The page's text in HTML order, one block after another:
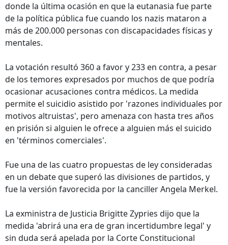
donde la última ocasión en que la eutanasia fue parte
de la política pública fue cuando los nazis mataron a
más de 200.000 personas con discapacidades físicas y
mentales.
La votación resultó 360 a favor y 233 en contra, a pesar
de los temores expresados por muchos de que podría
ocasionar acusaciones contra médicos. La medida
permite el suicidio asistido por 'razones individuales por
motivos altruistas', pero amenaza con hasta tres años
en prisión si alguien le ofrece a alguien más el suicido
en 'términos comerciales'.
Fue una de las cuatro propuestas de ley consideradas
en un debate que superó las divisiones de partidos, y
fue la versión favorecida por la canciller Angela Merkel.
La exministra de Justicia Brigitte Zypries dijo que la
medida 'abrirá una era de gran incertidumbre legal' y
sin duda será apelada por la Corte Constitucional